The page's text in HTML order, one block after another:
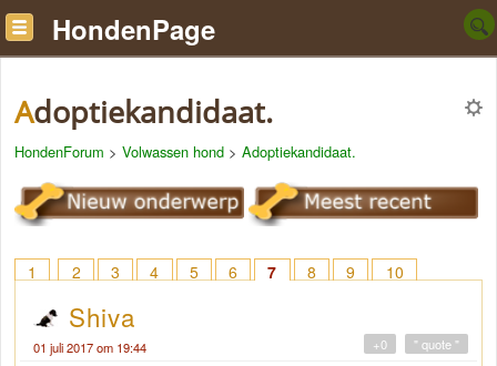
HondenPage
Adoptiekandidaat.
HondenForum > Volwassen hond > Adoptiekandidaat.
1 2 3 4 5 6 7 8 9 10
Shiva
01 juli 2017 om 19:44 " quote "
+0